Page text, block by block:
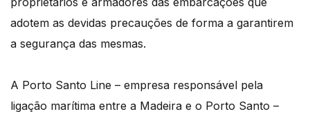
adotem as devidas precauções de forma a garantirem
a segurança das mesmas.
A Porto Santo Line – empresa responsável pela
ligação marítima entre a Madeira e o Porto Santo –